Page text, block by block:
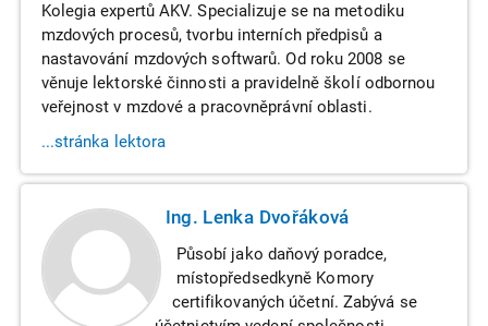
Kolegia expertů AKV. Specializuje se na metodiku
mzdových procesů, tvorbu interních předpisů a
nastavování mzdových softwarů. Od roku 2008 se
věnuje lektorské činnosti a pravidelně školí odbornou
veřejnost v mzdové a pracovněprávní oblasti.
...stránka lektora
Ing. Lenka Dvořáková
Působí jako daňový poradce,
místopředsedkyně Komory
certifikovaných účetní. Zabývá se